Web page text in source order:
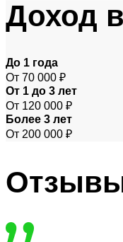
Доход
До 1 года
От 70 000 ₽
От 1 до 3 лет
От 120 000 ₽
Более 3 лет
От 200 000 ₽